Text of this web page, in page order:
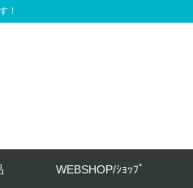
！
WEBSHOP/ｼｮｯﾌﾟ